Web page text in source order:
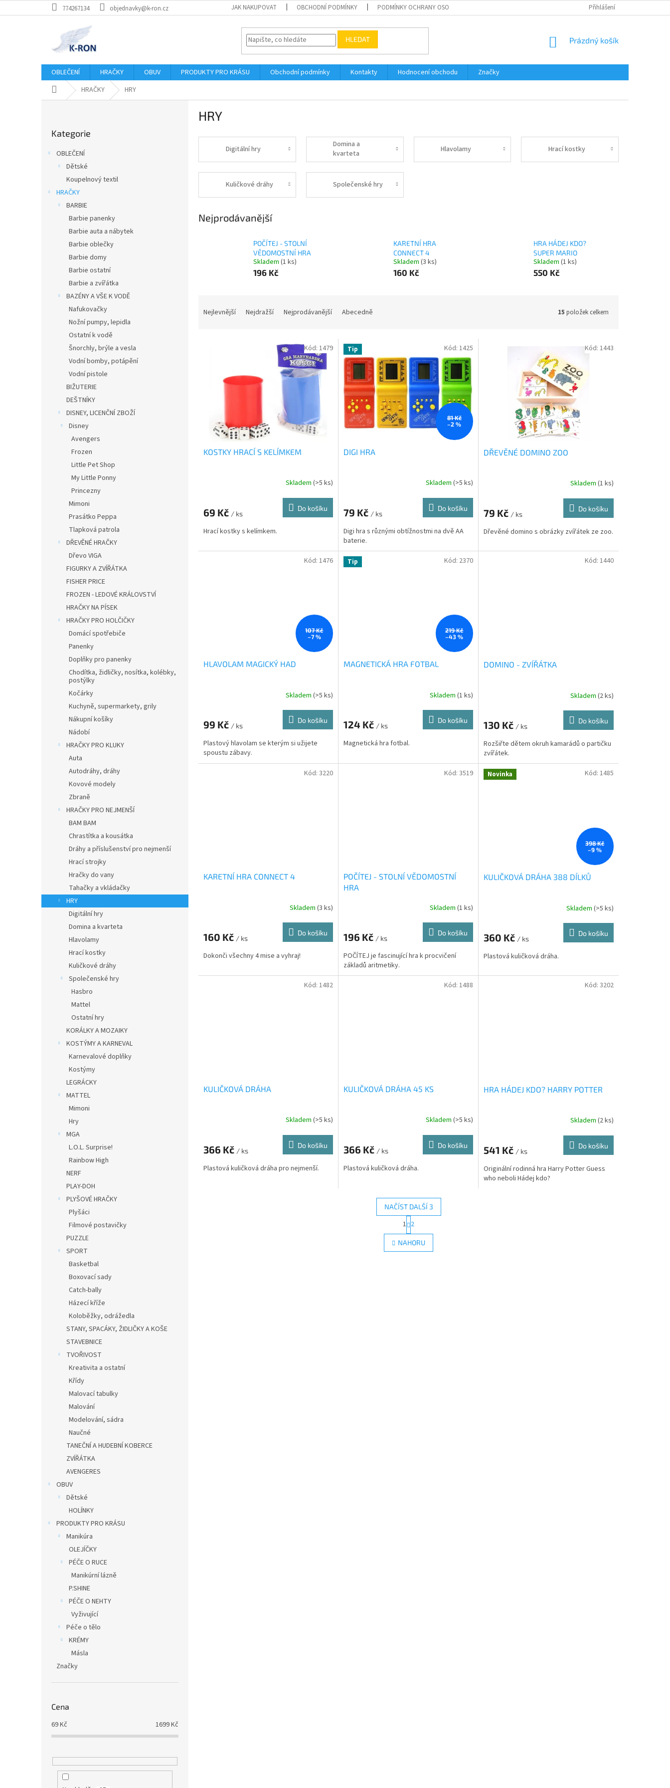
na
774267134 objednavky@k-ron.cz JAK NAKUPOVAT OBCHODNÍ PODMÍNKY PODMÍNKY OCHRANY OSOBNÍCH ÚDAJŮ Přihlášení
HLEDAT
NÁKUPNÍ
Prázdný košík
OBLEČENÍ HRAČKY OBUV PRODUKTY PRO KRÁSU Obchodní podmínky Kontakty Hodnocení obchodu
Značky
Domů HRAČKY HRY
kategorie
Kategorie
OBLEČENÍ
Dětské
Koupelnový textil
HRAČKY
BARBIE
Barbie panenky
Barbie auta a nábytek
Barbie oblečky
Barbie domy
Barbie ostatní
Barbie a zvířátka
BAZÉNY A VŠE K VODĚ
Nafukovačky
Nožní pumpy, lepidla
Ostatní k vodě
Šnorchly, brýle a vesla
Vodní bomby, potápění
Vodní pistole
BIŽUTERIE
DEŠTNÍKY
DISNEY, LICENČNÍ ZBOŽÍ
Disney
Avengers
Frozen
Little Pet Shop
My Little Ponny
Princezny
Mimoni
Prasátko Peppa
Tlapková patrola
DŘEVĚNÉ HRAČKY
Dřevo VIGA
FIGURKY A ZVÍŘÁTKA
FISHER PRICE
FROZEN - LEDOVÉ KRÁLOVSTVÍ
HRAČKY NA PÍSEK
HRAČKY PRO HOLČIČKY
Domácí spotřebiče
Panenky
Doplňky pro panenky
Chodítka, židličky, nosítka, kolébky,
postýlky
Kočárky
Kuchyně, supermarkety, grily
Nákupní košíky
Nádobí
HRAČKY PRO KLUKY
Auta
Autodráhy, dráhy
Kovové modely
Zbraně
HRAČKY PRO NEJMENŠÍ
BAM BAM
Chrastítka a kousátka
Dráhy a příslušenství pro nejmenší
Hrací strojky
Hračky do vany
Tahačky a vkládačky
HRY
Digitální hry
Domina a kvarteta
Hlavolamy
Hrací kostky
Kuličkové dráhy
Společenské hry
Hasbro
Mattel
Ostatní hry
KORÁLKY A MOZAIKY
KOSTÝMY A KARNEVAL
Karnevalové doplňky
Kostýmy
LEGRÁCKY
MATTEL
Mimoni
Hry
MGA
L.O.L. Surprise!
Rainbow High
NERF
PLAY-DOH
PLYŠOVÉ HRAČKY
Plyšáci
Filmové postavičky
PUZZLE
SPORT
Basketbal
Boxovací sady
Catch-bally
Házecí kříže
Koloběžky, odrážedla
STANY, SPACÁKY, ŽIDLIČKY A KOŠE
STAVEBNICE
TVOŘIVOST
Kreativita a ostatní
Křídy
Malovací tabulky
Malování
Modelování, sádra
Naučné
TANEČNÍ A HUDEBNÍ KOBERCE
ZVÍŘÁTKA
AVENGERES
OBUV
Dětské
HOLÍNKY
PRODUKTY PRO KRÁSU
Manikúra
OLEJÍČKY
PÉČE O RUCE
Manikúrní lázně
P.SHINE
PÉČE O NEHTY
Vyživující
Péče o tělo
KRÉMY
Másla
Značky
Cena
69Kč 1699Kč
HRY
Digitální hry
Domina a
kvarteta
Hlavolamy Hrací kostky
Kuličkové dráhy Společenské hry
Nejprodávanější
POČÍTEJ - STOLNÍ
VĚDOMOSTNÍ HRA
Skladem (1 ks)
196 Kč
KARETNÍ HRA
CONNECT 4
Skladem (3 ks)
160 Kč
HRA HÁDEJ KDO?
SUPER MARIO
Skladem (1 ks)
550 Kč
Nejlevnější Nejdražší Nejprodávanější Abecedně 15 položek celkem
KOSTKY HRACÍ S KELÍMKEM
Skladem (>5 ks)
69 Kč / ks
Do košíku
Hrací kostky s kelímkem.
Kód: 1479 Tip
81 Kč
–2 %
DIGI HRA
Skladem (>5 ks)
79 Kč / ks
Do košíku
Digi hra s různými obtížnostmi na dvě AA
baterie.
Kód: 1425
DŘEVĚNÉ DOMINO ZOO
Skladem (1 ks)
79 Kč / ks
Do košíku
Dřevěné domino s obrázky zvířátek ze zoo.
Kód: 1443
107 Kč
–7 %
HLAVOLAM MAGICKÝ HAD
je
z
5
hvězdiček.
Skladem (>5 ks)
99 Kč / ks
Do košíku
Plastový hlavolam se kterým si užijete
spoustu zábavy.
Kód: 1476 Tip
219 Kč
–43 %
MAGNETICKÁ HRA FOTBAL
Skladem (1 ks)
124 Kč / ks
Do košíku
Magnetická hra fotbal.
Kód: 2370
DOMINO - ZVÍŘÁTKA
Skladem (2 ks)
130 Kč / ks
Do košíku
Rozšiřte dětem okruh kamarádů o partičku
zvířátek.
Kód: 1440
KARETNÍ HRA CONNECT 4
Skladem (3 ks)
160 Kč / ks
Do košíku
Dokonči všechny 4 mise a vyhraj!
Kód: 3220
POČÍTEJ - STOLNÍ VĚDOMOSTNÍ
HRA
Skladem (1 ks)
196 Kč / ks
Do košíku
POČÍTEJ je fascinující hra k procvičení
základů aritmetiky.
Kód: 3519 Novinka
398 Kč
–9 %
KULIČKOVÁ DRÁHA 388 DÍLKŮ
Skladem (>5 ks)
360 Kč / ks
Do košíku
Plastová kuličková dráha.
Kód: 1485
KULIČKOVÁ DRÁHA
Skladem (>5 ks)
366 Kč / ks
Do košíku
Plastová kuličková dráha pro nejmenší.
Kód: 1482
KULIČKOVÁ DRÁHA 45 KS
Skladem (>5 ks)
366 Kč / ks
Do košíku
Plastová kuličková dráha.
Kód: 1488
HRA HÁDEJ KDO? HARRY POTTER
Skladem (2 ks)
541 Kč / ks
Do košíku
Originální rodinná hra Harry Potter Guess
who neboli Hádej kdo?
Kód: 3202
O
v
l
NAČÍST DALŠÍ 3
S
t
r
á
n
1 2
NAHORU